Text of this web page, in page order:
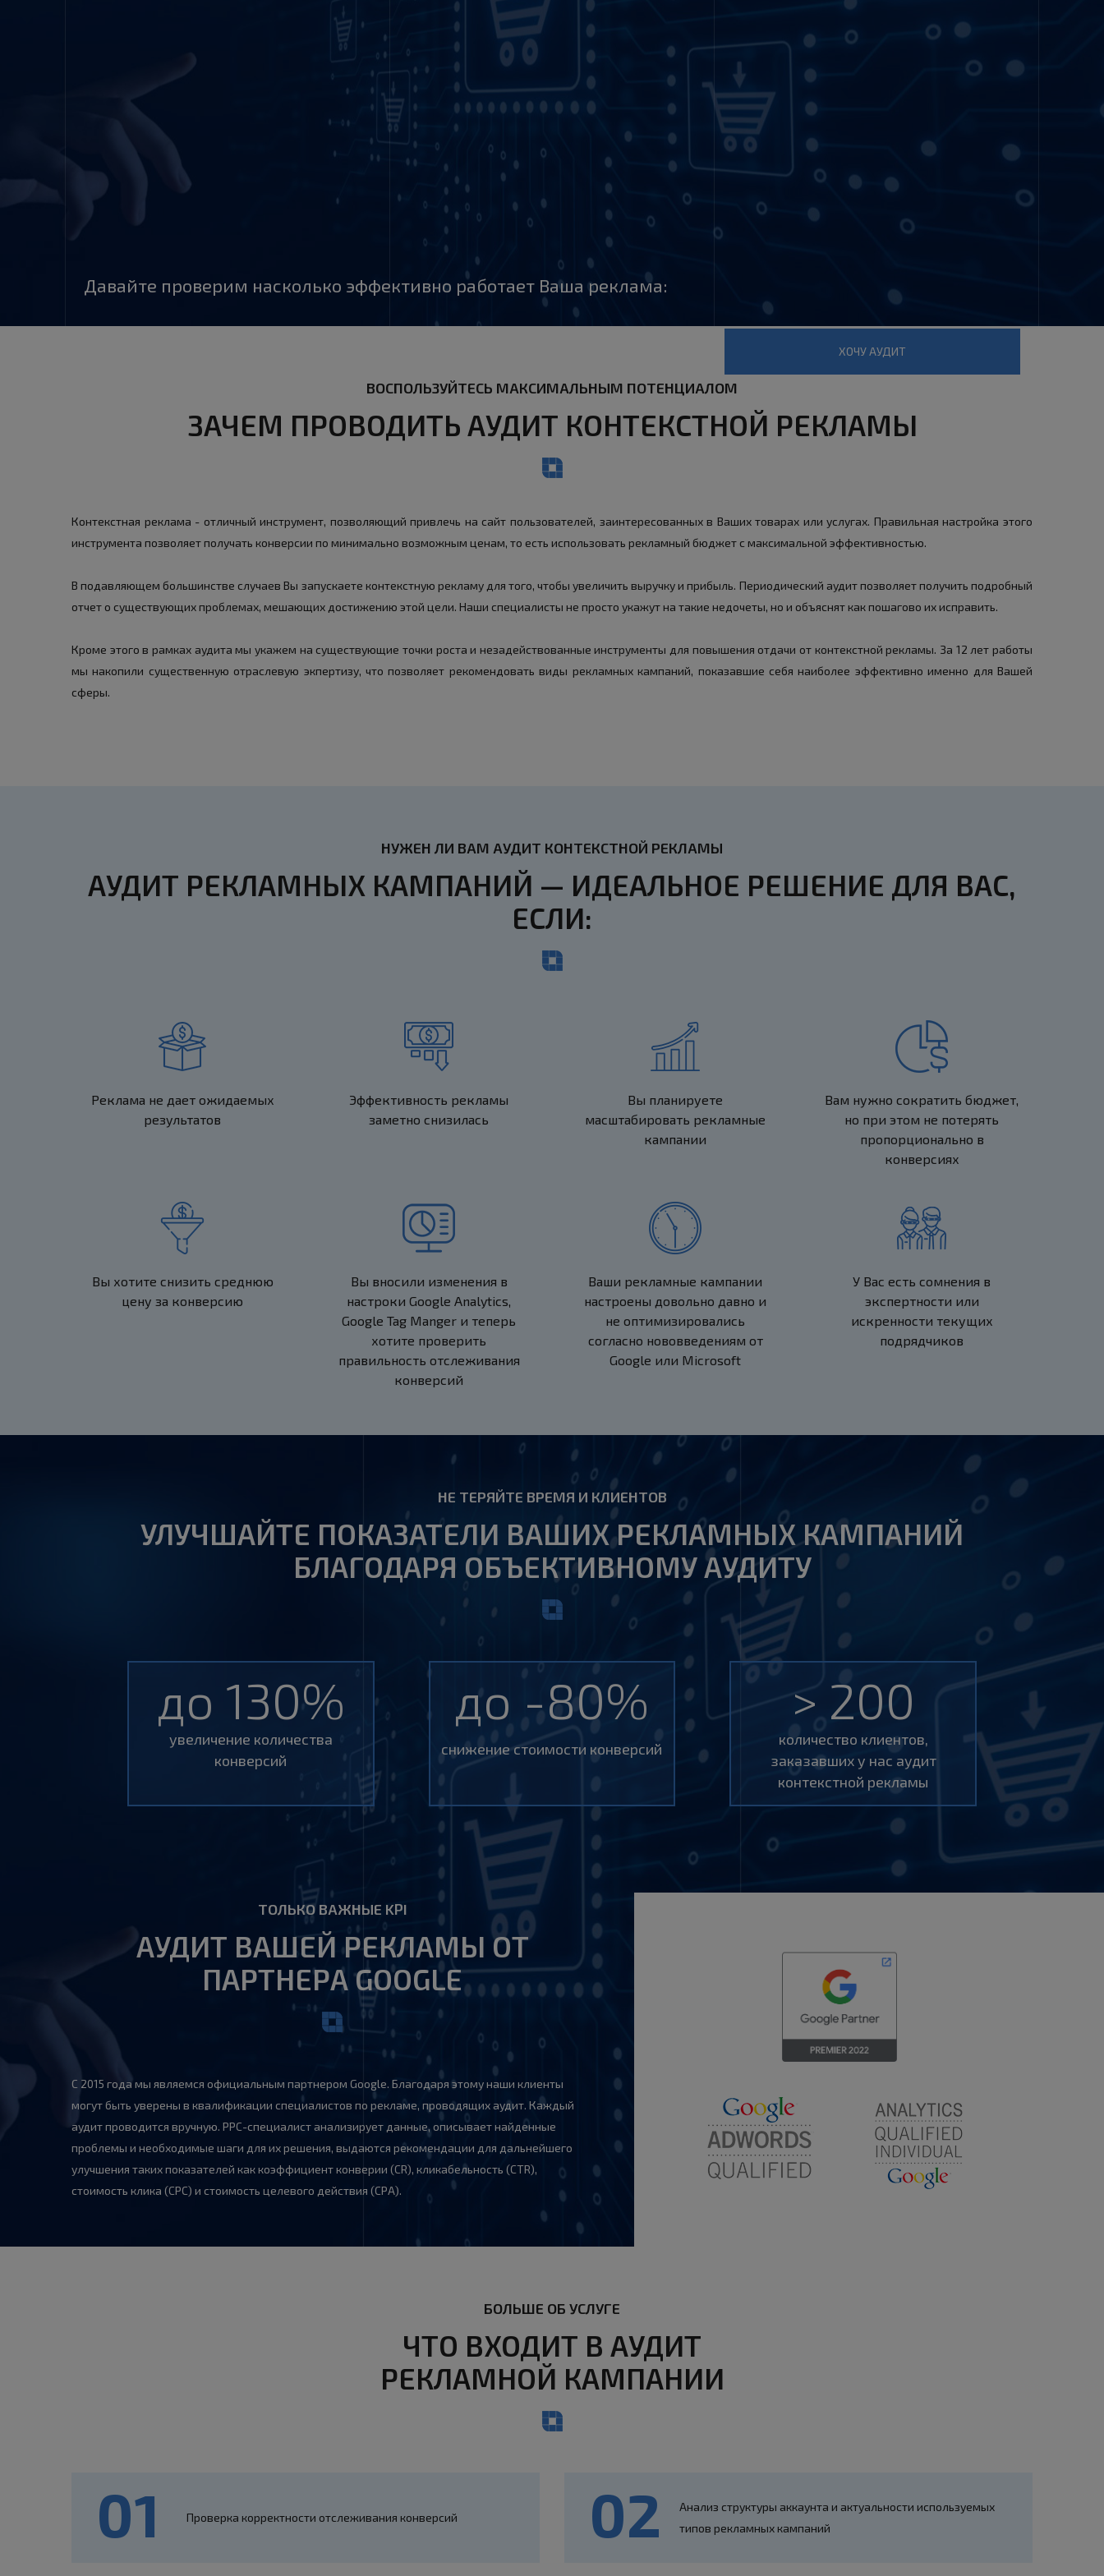
Давайте проверим насколько эффективно работает Ваша реклама:
ХОЧУ АУДИТ
ВОСПОЛЬЗУЙТЕСЬ МАКСИМАЛЬНЫМ ПОТЕНЦИАЛОМ
ЗАЧЕМ ПРОВОДИТЬ АУДИТ КОНТЕКСТНОЙ РЕКЛАМЫ
Контекстная реклама - отличный инструмент, позволяющий привлечь на сайт пользователей, заинтересованных в Ваших товарах или услугах. Правильная настройка этого
инструмента позволяет получать конверсии по минимально возможным ценам, то есть использовать рекламный бюджет с максимальной эффективностью.
В подавляющем большинстве случаев Вы запускаете контекстную рекламу для того, чтобы увеличить выручку и прибыль. Периодический аудит позволяет получить подробный
отчет о существующих проблемах, мешающих достижению этой цели. Наши специалисты не просто укажут на такие недочеты, но и объяснят как пошагово их исправить.
Кроме этого в рамках аудита мы укажем на существующие точки роста и незадействованные инструменты для повышения отдачи от контекстной рекламы. За 12 лет работы
мы накопили существенную отраслевую экпертизу, что позволяет рекомендовать виды рекламных кампаний, показавшие себя наиболее эффективно именно для Вашей
сферы.
НУЖЕН ЛИ ВАМ АУДИТ КОНТЕКСТНОЙ РЕКЛАМЫ
АУДИТ РЕКЛАМНЫХ КАМПАНИЙ — ИДЕАЛЬНОЕ РЕШЕНИЕ ДЛЯ ВАС,
ЕСЛИ:
Реклама не дает ожидаемых
результатов
Эффективность рекламы
заметно снизилась
Вы планируете
масштабировать рекламные
кампании
Вам нужно сократить бюджет,
но при этом не потерять
пропорционально в
конверсиях
Вы хотите снизить среднюю
цену за конверсию
Вы вносили изменения в
настроки Google Analytics,
Google Tag Manger и теперь
хотите проверить
правильность отслеживания
конверсий
Ваши рекламные кампании
настроены довольно давно и
не оптимизировались
согласно нововведениям от
Google или Microsoft
У Вас есть сомнения в
экспертности или
искренности текущих
подрядчиков
НЕ ТЕРЯЙТЕ ВРЕМЯ И КЛИЕНТОВ
УЛУЧШАЙТЕ ПОКАЗАТЕЛИ ВАШИХ РЕКЛАМНЫХ КАМПАНИЙ
БЛАГОДАРЯ ОБЪЕКТИВНОМУ АУДИТУ
до 130%
увеличение количества
конверсий
до -80%
снижение стоимости конверсий
> 200
количество клиентов,
заказавших у нас аудит
контекстной рекламы
ТОЛЬКО ВАЖНЫЕ KPI
АУДИТ ВАШЕЙ РЕКЛАМЫ ОТ
ПАРТНЕРА GOOGLE
С 2015 года мы являемся официальным партнером Google. Благодаря этому наши клиенты
могут быть уверены в квалификации специалистов по рекламе, проводящих аудит. Каждый
аудит проводится вручную. PPC-специалист анализирует данные, описывает найденные
проблемы и необходимые шаги для их решения, выдаются рекомендации для дальнейшего
улучшения таких показателей как коэффициент конверии (CR), кликабельность (CTR),
стоимость клика (CPC) и стоимость целевого действия (CPA).
БОЛЬШЕ ОБ УСЛУГЕ
ЧТО ВХОДИТ В АУДИТ
РЕКЛАМНОЙ КАМПАНИИ
Проверка корректности отслеживания конверсий
Анализ структуры аккаунта и актуальности используемых
типов рекламных кампаний